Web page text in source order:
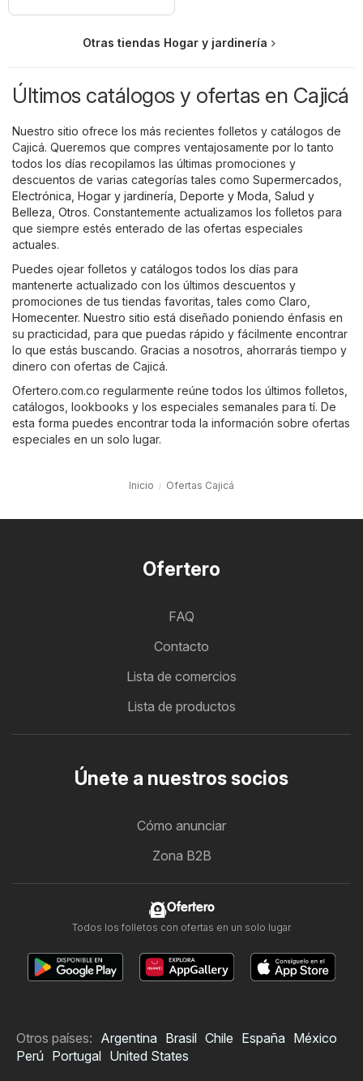
Otras tiendas Hogar y jardinería
Últimos catálogos y ofertas en Cajicá
Nuestro sitio ofrece los más recientes folletos y catálogos de
Cajicá. Queremos que compres ventajosamente por lo tanto
todos los días recopilamos las últimas promociones y
descuentos de varias categorías tales como Supermercados
Electrónica Hogar y jardinería Deporte y Moda Salud y
Belleza Otros. Constantemente actualizamos los folletos para
que siempre estés enterado de las ofertas especiales
actuales.
Puedes ojear folletos y catálogos todos los días para
mantenerte actualizado con los últimos descuentos y
promociones de tus tiendas favoritas, tales como Claro
Homecenter. Nuestro sitio está diseñado poniendo énfasis en
su practicidad, para que puedas rápido y fácilmente encontrar
lo que estás buscando. Gracias a nosotros, ahorrarás tiempo y
dinero con ofertas de Cajicá.
Ofertero.com.co regularmente reúne todos los últimos folletos,
catálogos, lookbooks y los especiales semanales para tí. De
esta forma puedes encontrar toda la información sobre ofertas
especiales en un solo lugar.
Inicio Ofertas Cajicá
Ofertero
FAQ
Contacto
Lista de comercios
Lista de productos
Únete a nuestros socios
Cómo anunciar
Zona B2B
Ofertero
Todos los folletos con ofertas en un solo lugar
Otros países: Argentina Brasil Chile España México
Perú Portugal United States